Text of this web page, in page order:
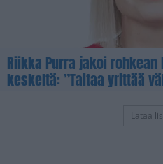
Riikka Purra jakoi
keskeltä: ”Taitaa yrittää
Lataa